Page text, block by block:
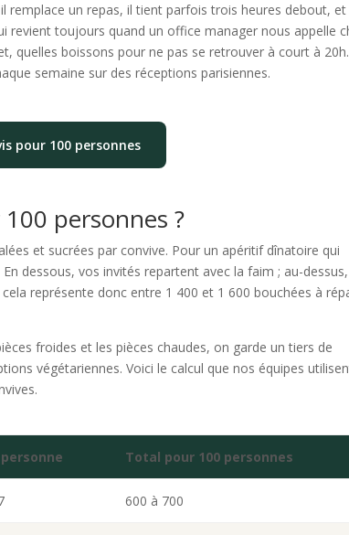
remplace un repas, il tient parfois trois heures debout, et
revient toujours quand un office manager nous appelle
quelles boissons pour ne pas se retrouver à court à
semaine sur des réceptions parisiennes.
pour 100 personnes
personnes ?
et sucrées par convive. Pour un apéritif dînatoire qui
dessous, vos invités repartent avec la faim ; au-dessus,
représente donc entre 1 400 et 1 600 bouchées à
froides et les pièces chaudes, on garde un tiers de
végétariennes. Voici le calcul que nos équipes
Total pour 100 personnes
600 à 700